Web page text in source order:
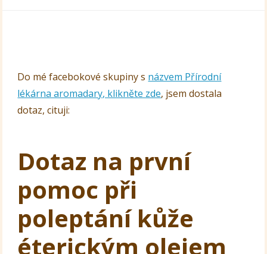
Do mé facebokové skupiny s názvem Přírodní
lékárna aromadary, klikněte zde, jsem dostala
dotaz, cituji:
Dotaz na první
pomoc při
poleptání kůže
éterickým olejem